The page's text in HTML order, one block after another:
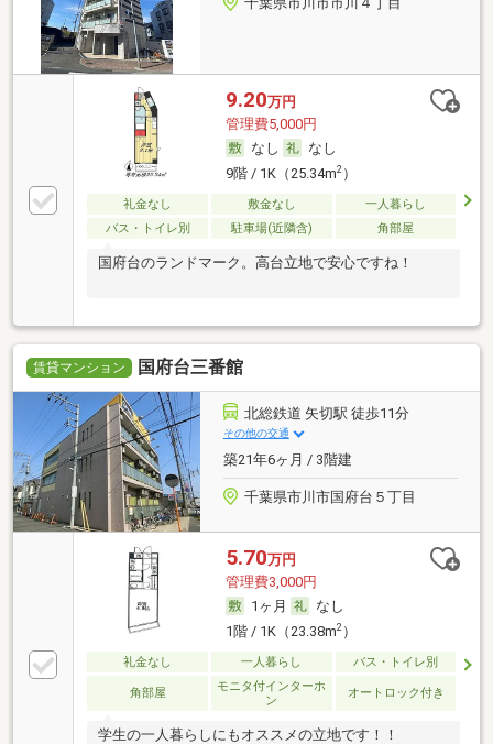
9.20万円
管理費5,000円
なし
なし
9階 / 1K（25.34m2）
礼金なし 敷金なし
一人暮らし
バス・トイレ別
駐車場(近隣含) 角部屋
国府台のランドマーク。高台立地で安心ですね！
賃貸マンション 国府台三番館
北総鉄道 矢切駅 徒歩11分
その他の交通
築21年6ヶ月 / 3階建
千葉県市川市国府台５丁目
5.70万円
管理費3,000円
1ヶ月
なし
1階 / 1K（23.38m2）
礼金なし 一人暮らし バス・トイレ別
角部屋
モニタ付インターホ
ン
オートロック付き
学生の一人暮らしにもオススメの立地です！！